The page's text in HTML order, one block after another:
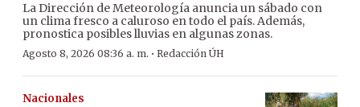
La Dirección de Meteorología anuncia un sábado con
un clima fresco a caluroso en todo el país. Además,
pronostica posibles lluvias en algunas zonas.
Agosto 8, 2026 08:36 a. m. · Redacción ÚH
Nacionales